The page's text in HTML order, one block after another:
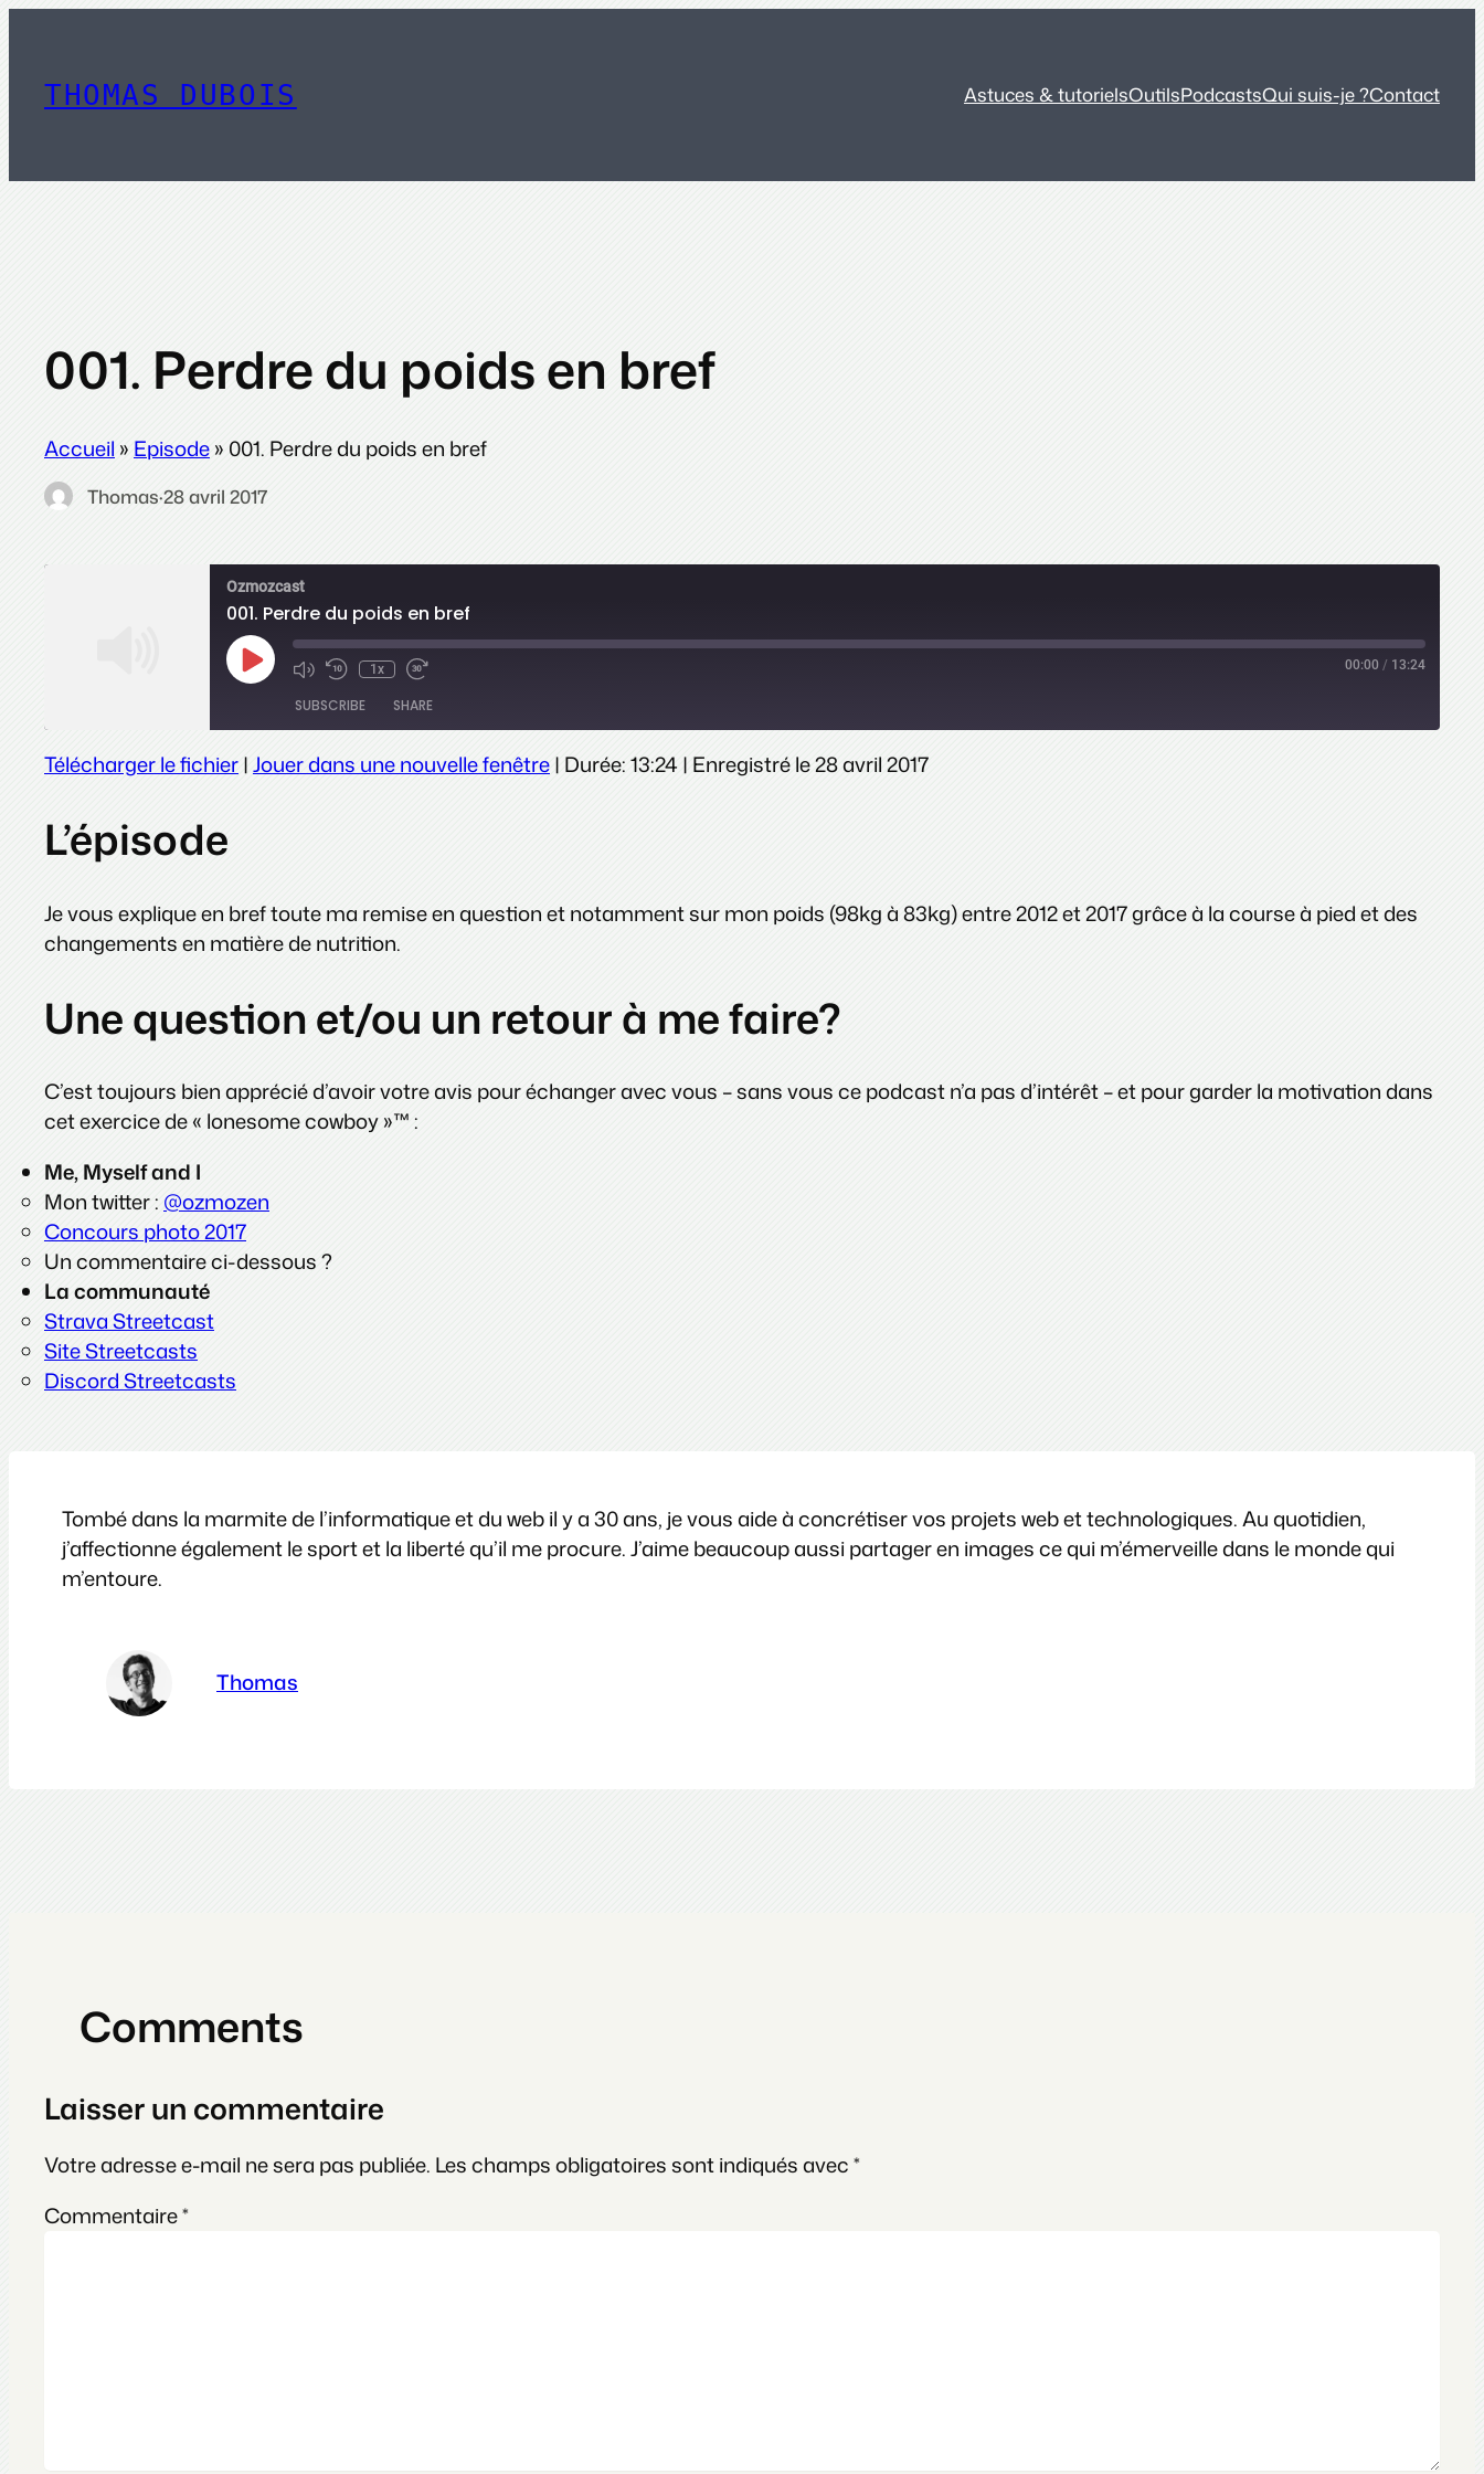
contenu
THOMAS DUBOIS Astuces & tutorielsOutilsPodcastsQui suis-je ?Contact
001. Perdre du poids en bref
Accueil » Episode» 001. Perdre du poids en bref
Thomas·28 avril 2017
Ozmozcast
001. Perdre du poids en bref
Play
Episode
1x 00:00 / 13:24
SUBSCRIBE SHARE
SHARE
LINK
Télécharger le fichier|Jouer dans une nouvelle fenêtre| Durée: 13:24| Enregistré le 28 avril 2017
L’épisode
Je vous explique en bref toute ma remise en question et notamment sur mon poids (98kg à 83kg) entre 2012 et 2017 grâce à la course à pied et des
changements en matière de nutrition.
Une question et/ou un retour à me faire?
C’est toujours bien apprécié d’avoir votre avis pour échanger avec vous – sans vous ce podcast n’a pas d’intérêt – et pour garder la motivation dans
cet exercice de « lonesome cowboy »™ :
Me, Myself and I
Mon twitter : @ozmozen
Concours photo 2017
Un commentaire ci-dessous ?
La communauté
Strava Streetcast
Site Streetcasts
Discord Streetcasts
Tombé dans la marmite de l’informatique et du web il y a 30 ans, je vous aide à concrétiser vos projets web et technologiques. Au quotidien,
j’affectionne également le sport et la liberté qu’il me procure. J’aime beaucoup aussi partager en images ce qui m’émerveille dans le monde qui
m’entoure.
Thomas
Comments
Laisser un commentaire
Votre adresse e-mail ne sera pas publiée. Les champs obligatoires sont indiqués avec*
Commentaire*